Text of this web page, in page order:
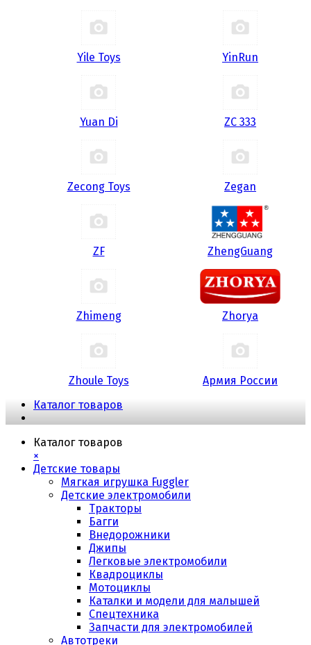
Yile Toys YinRun
Yuan Di ZC 333
Zecong Toys Zegan
ZF ZhengGuang
Zhimeng Zhorya
Zhoule Toys
Армия России
Каталог товаров
Каталог товаров
×
Детские товары
Мягкая игрушка Fuggler
Детские электромобили
Тракторы
Багги
Внедорожники
Джипы
Легковые электромобили
Квадроциклы
Мотоциклы
Каталки и модели для малышей
Спецтехника
Запчасти для электромобилей
Автотреки